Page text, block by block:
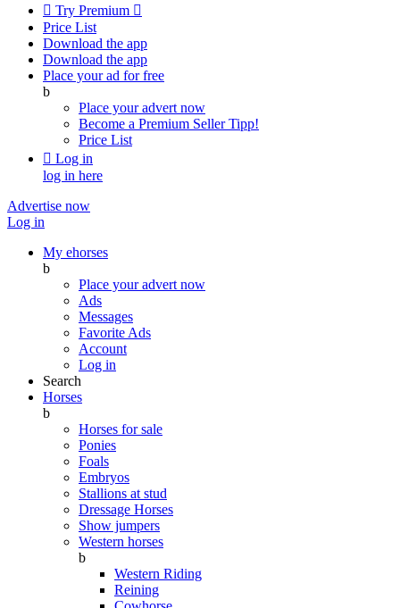
 Try Premium 
Price List
Download the app
Download the app
Place your ad for free
b
Place your advert now
Become a Premium SellerTipp!
Price List
 Log in
log in here
Advertise now
Log in
My ehorses
b
Place your advert now
Ads
Messages
Favorite Ads
Account
Log in
Search
Horses
b
Horses for sale
Ponies
Foals
Embryos
Stallions at stud
Dressage Horses
Show jumpers
Western horses
b
Western Riding
Reining